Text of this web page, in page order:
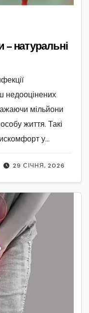
натуральні
29 СІЧНЯ, 2026
недооцінених
мільйони
життя. Такі
у…